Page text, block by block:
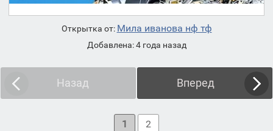
Открытка от: Мила иванова нф тф
Добавлена: 4 года назад
Назад Вперед
1 2